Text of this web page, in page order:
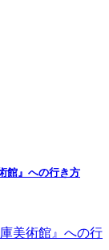
館』への行き方